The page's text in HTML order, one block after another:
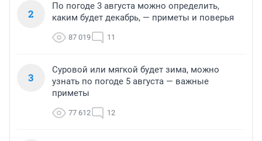
2
По погоде 3 августа можно определить,
каким будет декабрь, — приметы и поверья
87 019 11
3
Суровой или мягкой будет зима, можно
узнать по погоде 5 августа — важные
приметы
77 612 12